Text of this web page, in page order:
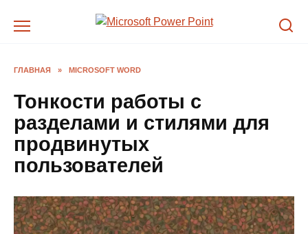
ГЛАВНАЯ » MICROSOFT WORD
Тонкости работы с
разделами и стилями для
продвинутых
пользователей